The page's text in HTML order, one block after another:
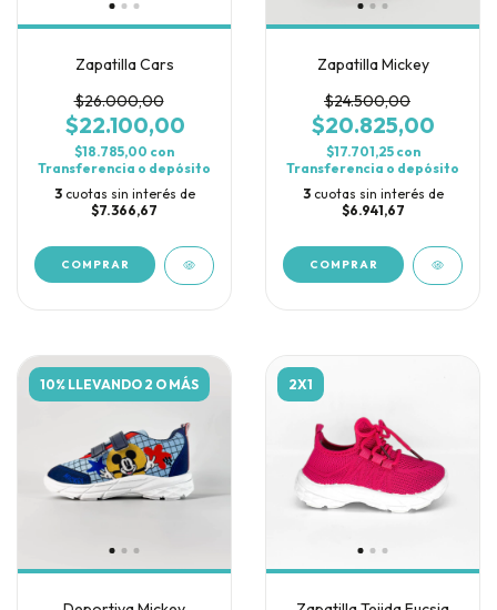
Zapatilla Cars
$26.000,00
$22.100,00
$18.785,00 con
Transferencia o depósito
3 cuotas sin interés de
$7.366,67
COMPRAR
Zapatilla Mickey
$24.500,00
$20.825,00
$17.701,25 con
Transferencia o depósito
3 cuotas sin interés de
$6.941,67
COMPRAR
10% LLEVANDO 2 O MÁS 2X1